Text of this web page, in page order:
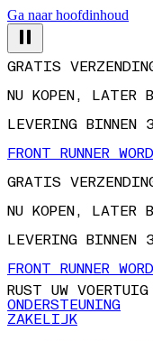
Ga naar hoofdinhoud
GRATIS
NU KOPEN, LATER
LEVERING BINNEN
FRONT RUNNER
GRATIS
NU KOPEN, LATER
LEVERING BINNEN
FRONT RUNNER
RUST UW
ONDERSTEUNING
ZAKELIJK